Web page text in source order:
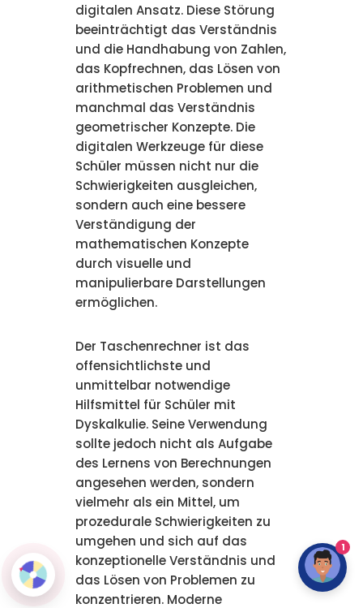
digitalen Ansatz. Diese Störung
beeinträchtigt das Verständnis
und die Handhabung von Zahlen,
das Kopfrechnen, das Lösen von
arithmetischen Problemen und
manchmal das Verständnis
geometrischer Konzepte. Die
digitalen Werkzeuge für diese
Schüler müssen nicht nur die
Schwierigkeiten ausgleichen,
sondern auch eine bessere
Verständigung der
mathematischen Konzepte
durch visuelle und
manipulierbare Darstellungen
ermöglichen.
Der Taschenrechner ist das
offensichtlichste und
unmittelbar notwendige
Hilfsmittel für Schüler mit
Dyskalkulie. Seine Verwendung
sollte jedoch nicht als Aufgabe
des Lernens von Berechnungen
angesehen werden, sondern
vielmehr als ein Mittel, um
prozedurale Schwierigkeiten zu
umgehen und sich auf das
konzeptionelle Verständnis und
das Lösen von Problemen zu
konzentrieren. Moderne
1